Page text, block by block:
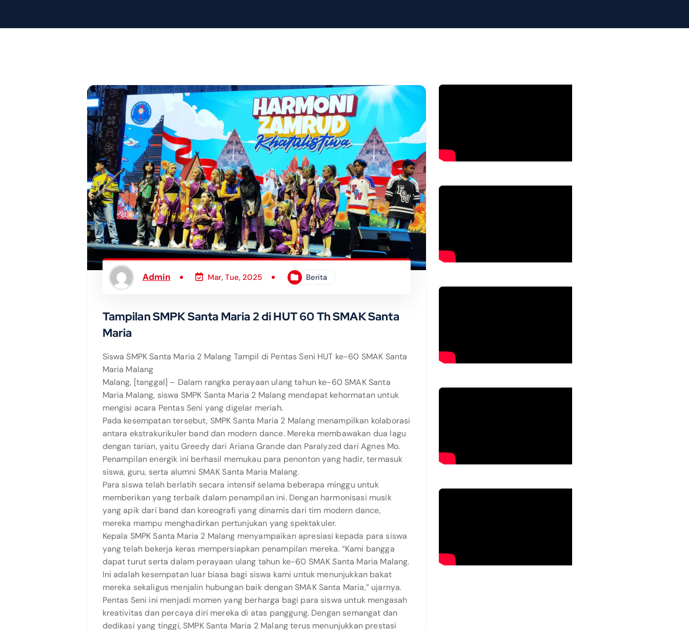
Admin Mar, Tue, 2025 Berita
Tampilan SMPK Santa Maria 2 di HUT 60 Th SMAK Santa
Maria
Siswa SMPK Santa Maria 2 Malang Tampil di Pentas Seni HUT ke-60 SMAK Santa
Maria Malang
Malang, [tanggal] – Dalam rangka perayaan ulang tahun ke-60 SMAK Santa
Maria Malang, siswa SMPK Santa Maria 2 Malang mendapat kehormatan untuk
mengisi acara Pentas Seni yang digelar meriah.
Pada kesempatan tersebut, SMPK Santa Maria 2 Malang menampilkan kolaborasi
antara ekstrakurikuler band dan modern dance. Mereka membawakan dua lagu
dengan tarian, yaitu Greedy dari Ariana Grande dan Paralyzed dari Agnes Mo.
Penampilan energik ini berhasil memukau para penonton yang hadir, termasuk
siswa, guru, serta alumni SMAK Santa Maria Malang.
Para siswa telah berlatih secara intensif selama beberapa minggu untuk
memberikan yang terbaik dalam penampilan ini. Dengan harmonisasi musik
yang apik dari band dan koreografi yang dinamis dari tim modern dance,
mereka mampu menghadirkan pertunjukan yang spektakuler.
Kepala SMPK Santa Maria 2 Malang menyampaikan apresiasi kepada para siswa
yang telah bekerja keras mempersiapkan penampilan mereka. “Kami bangga
dapat turut serta dalam perayaan ulang tahun ke-60 SMAK Santa Maria Malang.
Ini adalah kesempatan luar biasa bagi siswa kami untuk menunjukkan bakat
mereka sekaligus menjalin hubungan baik dengan SMAK Santa Maria,” ujarnya.
Pentas Seni ini menjadi momen yang berharga bagi para siswa untuk mengasah
kreativitas dan percaya diri mereka di atas panggung. Dengan semangat dan
dedikasi yang tinggi, SMPK Santa Maria 2 Malang terus menunjukkan prestasi